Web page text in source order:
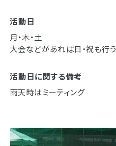
活動日
月・木・土
大会などがあれば日・祝も行う
活動日に関する備考
雨天時はミーティング